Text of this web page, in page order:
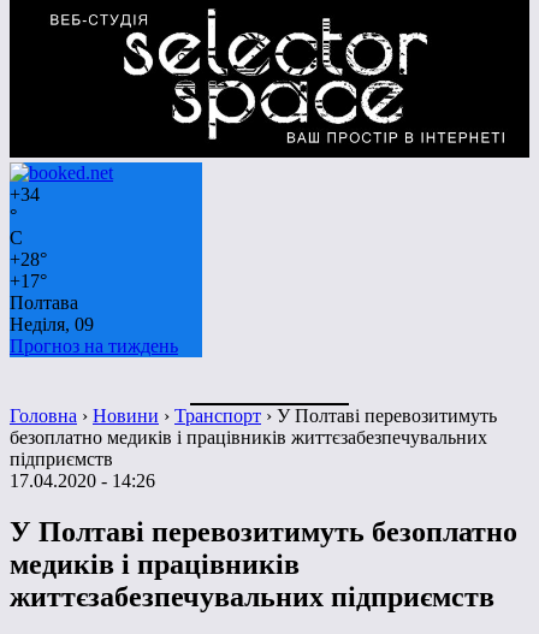
+34
°
C
+28°
+17°
Полтава
Неділя, 09
Прогноз на тиждень
Головна › Новини › Транспорт › У Полтаві перевозитимуть
безоплатно медиків і працівників життєзабезпечувальних
підприємств
17.04.2020 - 14:26
У Полтаві перевозитимуть безоплатно
медиків і працівників
життєзабезпечувальних підприємств